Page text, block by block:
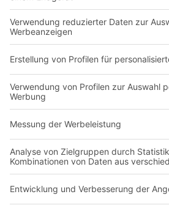
Behältersysteme
Regalsysteme
Transportsysteme
Dienstleistungen
Unternehmen
Über uns
Produktionsstandorte
Karriere
Follow us
YOUR LIFE.